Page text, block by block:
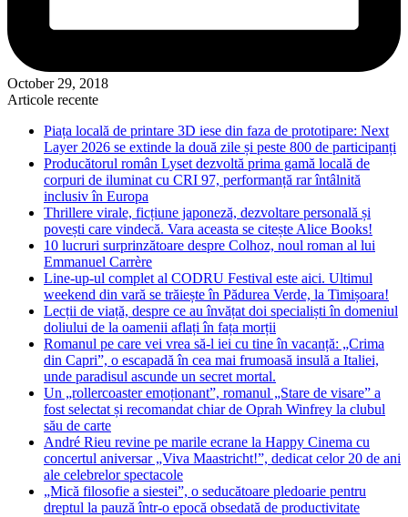
October 29, 2018
Articole recente
Piața locală de printare 3D iese din faza de prototipare: Next
Layer 2026 se extinde la două zile și peste 800 de participanți
Producătorul român Lyset dezvoltă prima gamă locală de
corpuri de iluminat cu CRI 97, performanță rar întâlnită
inclusiv în Europa
Thrillere virale, ficțiune japoneză, dezvoltare personală și
povești care vindecă. Vara aceasta se citește Alice Books!
10 lucruri surprinzătoare despre Colhoz, noul roman al lui
Emmanuel Carrère
Line-up-ul complet al CODRU Festival este aici. Ultimul
weekend din vară se trăiește în Pădurea Verde, la Timișoara!
Lecții de viață, despre ce au învățat doi specialiști în domeniul
doliului de la oamenii aflați în fața morții
Romanul pe care vei vrea să-l iei cu tine în vacanță: „Crima
din Capri”, o escapadă în cea mai frumoasă insulă a Italiei,
unde paradisul ascunde un secret mortal.
Un „rollercoaster emoționant”, romanul „Stare de visare” a
fost selectat și recomandat chiar de Oprah Winfrey la clubul
său de carte
André Rieu revine pe marile ecrane la Happy Cinema cu
concertul aniversar „Viva Maastricht!”, dedicat celor 20 de ani
ale celebrelor spectacole
„Mică filosofie a siestei”, o seducătoare pledoarie pentru
dreptul la pauză într-o epocă obsedată de productivitate